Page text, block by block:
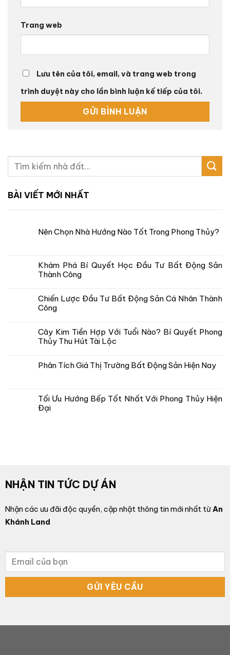
Trang web
Lưu tên của tôi, email, và trang web trong
trình duyệt này cho lần bình luận kế tiếp của tôi.
BÀI VIẾT MỚI NHẤT
Nên Chọn Nhà Hướng Nào Tốt Trong Phong Thủy?
Khám Phá Bí Quyết Học Đầu Tư Bất Động Sản
Thành Công
Chiến Lược Đầu Tư Bất Động Sản Cá Nhân Thành
Công
Cây Kim Tiền Hợp Với Tuổi Nào? Bí Quyết Phong
Thủy Thu Hút Tài Lộc
Phân Tích Giá Thị Trường Bất Động Sản Hiện Nay
Tối Ưu Hướng Bếp Tốt Nhất Với Phong Thủy Hiện
Đại
NHẬN TIN TỨC DỰ ÁN
Nhận các ưu đãi độc quyền, cập nhật thông tin mới nhất từAn
Khánh Land